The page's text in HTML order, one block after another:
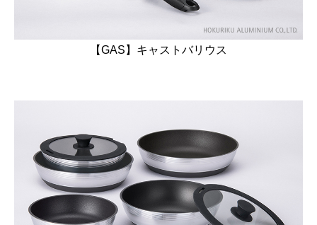
【GAS】キャストバリウス